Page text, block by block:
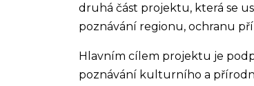
druhá část projektu, která se
poznávání regionu, ochranu
Hlavním cílem projektu je
poznávání kulturního a